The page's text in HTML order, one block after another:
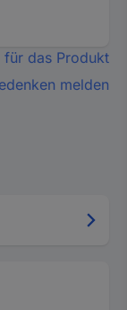
für das Produkt
melden